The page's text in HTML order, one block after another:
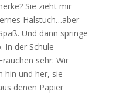
Sie zieht mir
Halstuch…aber
Und dann springe
In der Schule
sehr: Wir
hin und her, sie
denen Papier